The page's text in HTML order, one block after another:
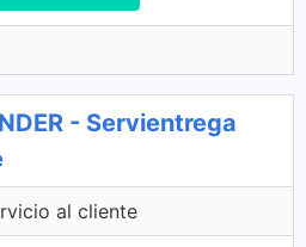
- Servientrega
al cliente